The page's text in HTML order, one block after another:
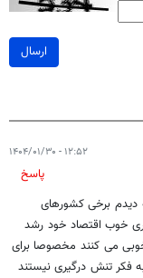
ارسال
۱۲:۵۲ - ۱۴۰۴/۰۱/۳۰
پاسخ
دیدم برخی کشورهای
خوب اقتصاد خود رشد
می کنند مخصوصا برای
فکر تنش درگیری نیستند